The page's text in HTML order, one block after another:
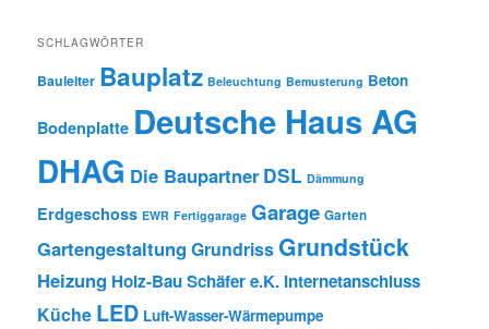
SCHLAGWÖRTER
Bauleiter Bauplatz Beleuchtung Bemusterung Beton
Bodenplatte Deutsche Haus AG
DHAG Die Baupartner DSL Dämmung
Erdgeschoss EWR Fertiggarage Garage Garten
Gartengestaltung Grundriss Grundstück
Heizung Holz-Bau Schäfer e.K. Internetanschluss
Küche LED Luft-Wasser-Wärmepumpe